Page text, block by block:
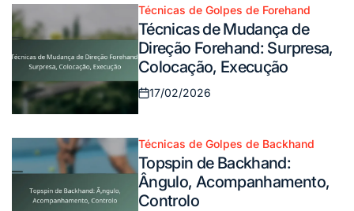
Posted
in
Técnicas de Golpes de Forehand
Técnicas de Mudança de
Direção Forehand: Surpresa,
Colocação, Execução
Posted
on
17/02/2026
Posted
in
Técnicas de Golpes de Backhand
Topspin de Backhand:
Ângulo, Acompanhamento,
Controlo